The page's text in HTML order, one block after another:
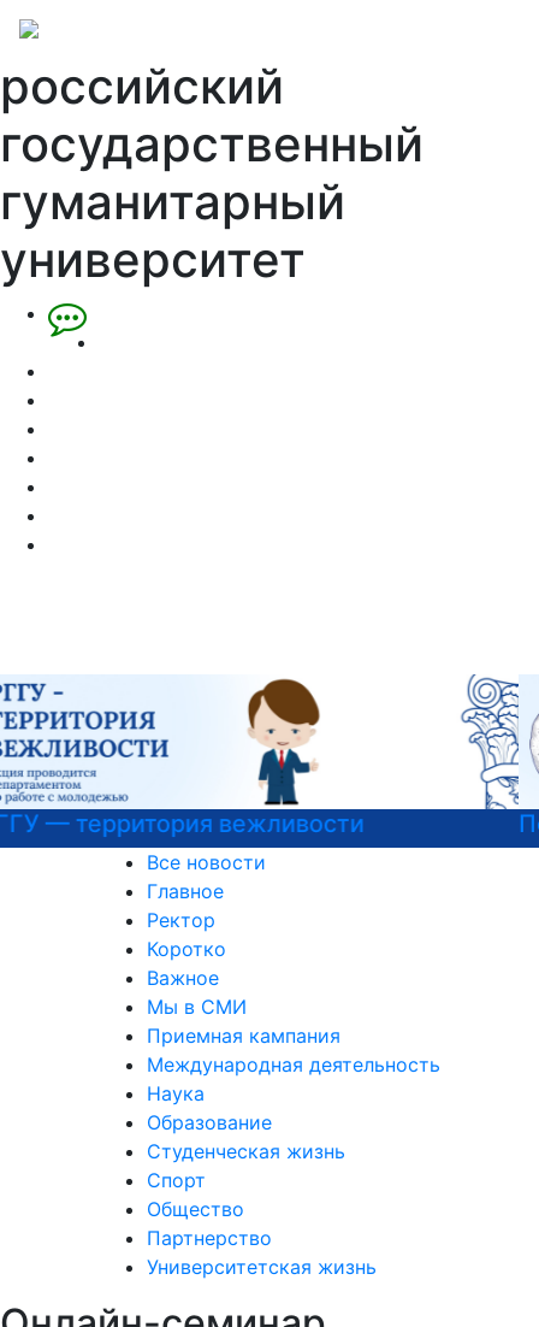
российский
государственный
гуманитарный
университет
Психологическая служба РГГУ
Все новости
Главное
Ректор
Коротко
Важное
Мы в СМИ
Приемная кампания
Международная деятельность
Наука
Образование
Студенческая жизнь
Спорт
Общество
Партнерство
Университетская жизнь